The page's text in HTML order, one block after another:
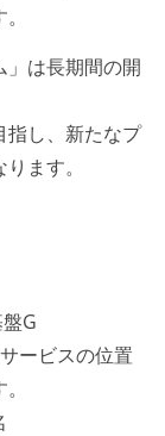
」は長期間の開
指し、新たなプ
ます。
G
ービスの位置